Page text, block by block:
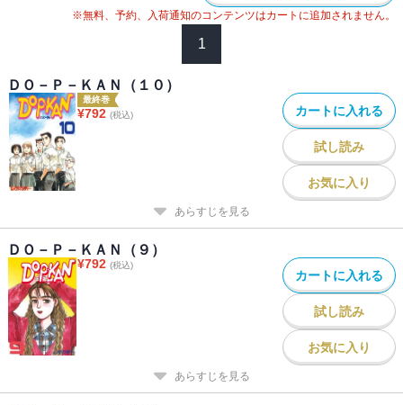
※無料、予約、入荷通知のコンテンツはカートに追加されません。
1
ＤＯ－Ｐ－ＫＡＮ（１０）
最終巻
¥792 (税込) カートに入れる
試し読み
お気に入り
あらすじを見る
ＤＯ－Ｐ－ＫＡＮ（９）
¥792 (税込)
カートに入れる
試し読み
お気に入り
あらすじを見る